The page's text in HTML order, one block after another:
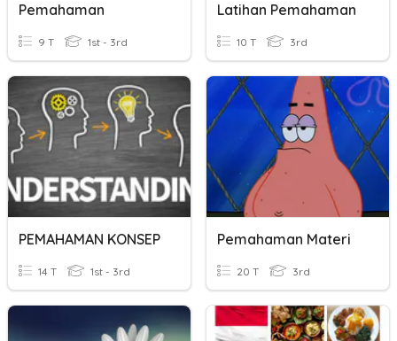
Pemahaman
9 T 1st - 3rd
Latihan Pemahaman
10 T 3rd
PEMAHAMAN KONSEP
14 T 1st - 3rd
Pemahaman Materi
20 T 3rd